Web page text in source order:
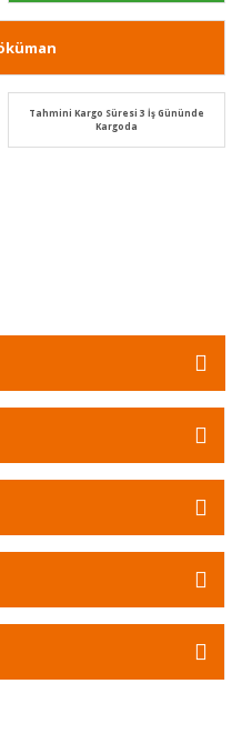
Tahmini Kargo Süresi 3 İş Gününde
Kargoda